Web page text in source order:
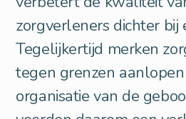
zorgverleners dichter bij
Tegelijkertijd merken
tegen grenzen
organisatie van de